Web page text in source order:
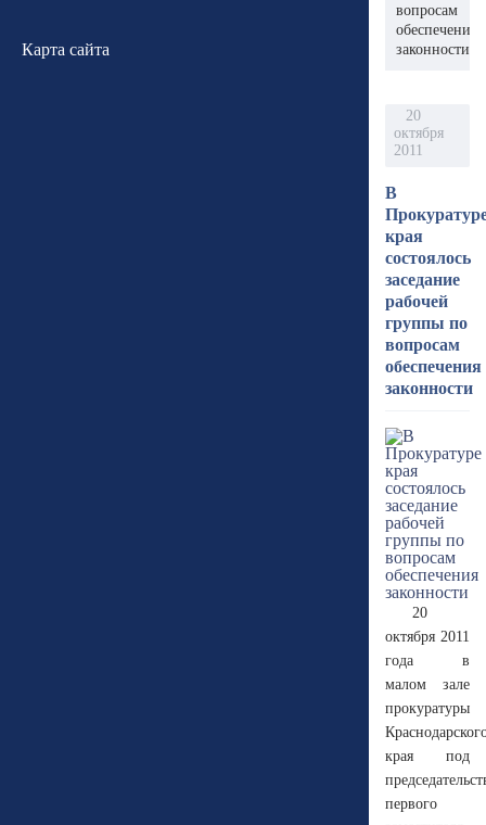
Карта сайта
вопросам
обеспечения
законности
20
октября
2011
В
края
состоялось
заседание
рабочей
группы по
вопросам
обеспечения
законности
20
октября 2011
года в
малом зале
прокуратуры
края под
первого